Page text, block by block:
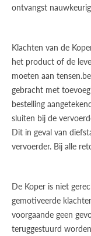
ontvangst
Klachten van de
het product of de
moeten aan
gebracht met
bestelling
sluiten bij de
Dit in geval van
vervoerder. Bij alle
De Koper is niet
gemotiveerde
voorgaande geen
teruggestuurd